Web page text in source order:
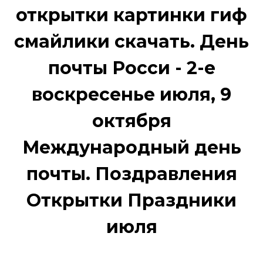
открытки картинки гиф
смайлики скачать. День
почты Росси - 2-е
воскресенье июля, 9
октября
Международный день
почты. Поздравления
Открытки Праздники
июля